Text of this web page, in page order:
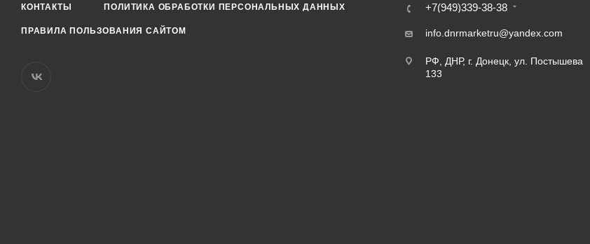
КОНТАКТЫ ПОЛИТИКА ОБРАБОТКИ ПЕРСОНАЛЬНЫХ ДАННЫХ
ПРАВИЛА ПОЛЬЗОВАНИЯ САЙТОМ
+7(949)339-38-38
info.dnrmarketru@yandex.com
РФ, ДНР, г. Донецк, ул. Постышева
133